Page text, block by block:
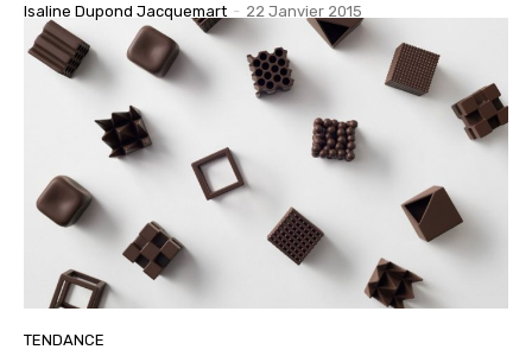
Isaline Dupond Jacquemart - 22 Janvier 2015
TENDANCE